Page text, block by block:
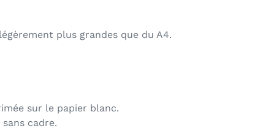
plus grandes que du A4.
sur le papier blanc.
cadre.